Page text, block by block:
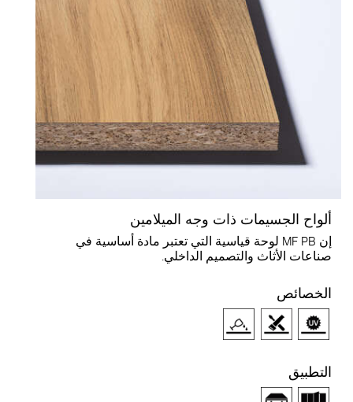
ألواح الجسيمات ذات وجه الميلامين
إن MF PB لوحة قياسية التي تعتبر مادة أساسية في
صناعات الأثاث والتصميم الداخلي.
الخصائص
التطبيق